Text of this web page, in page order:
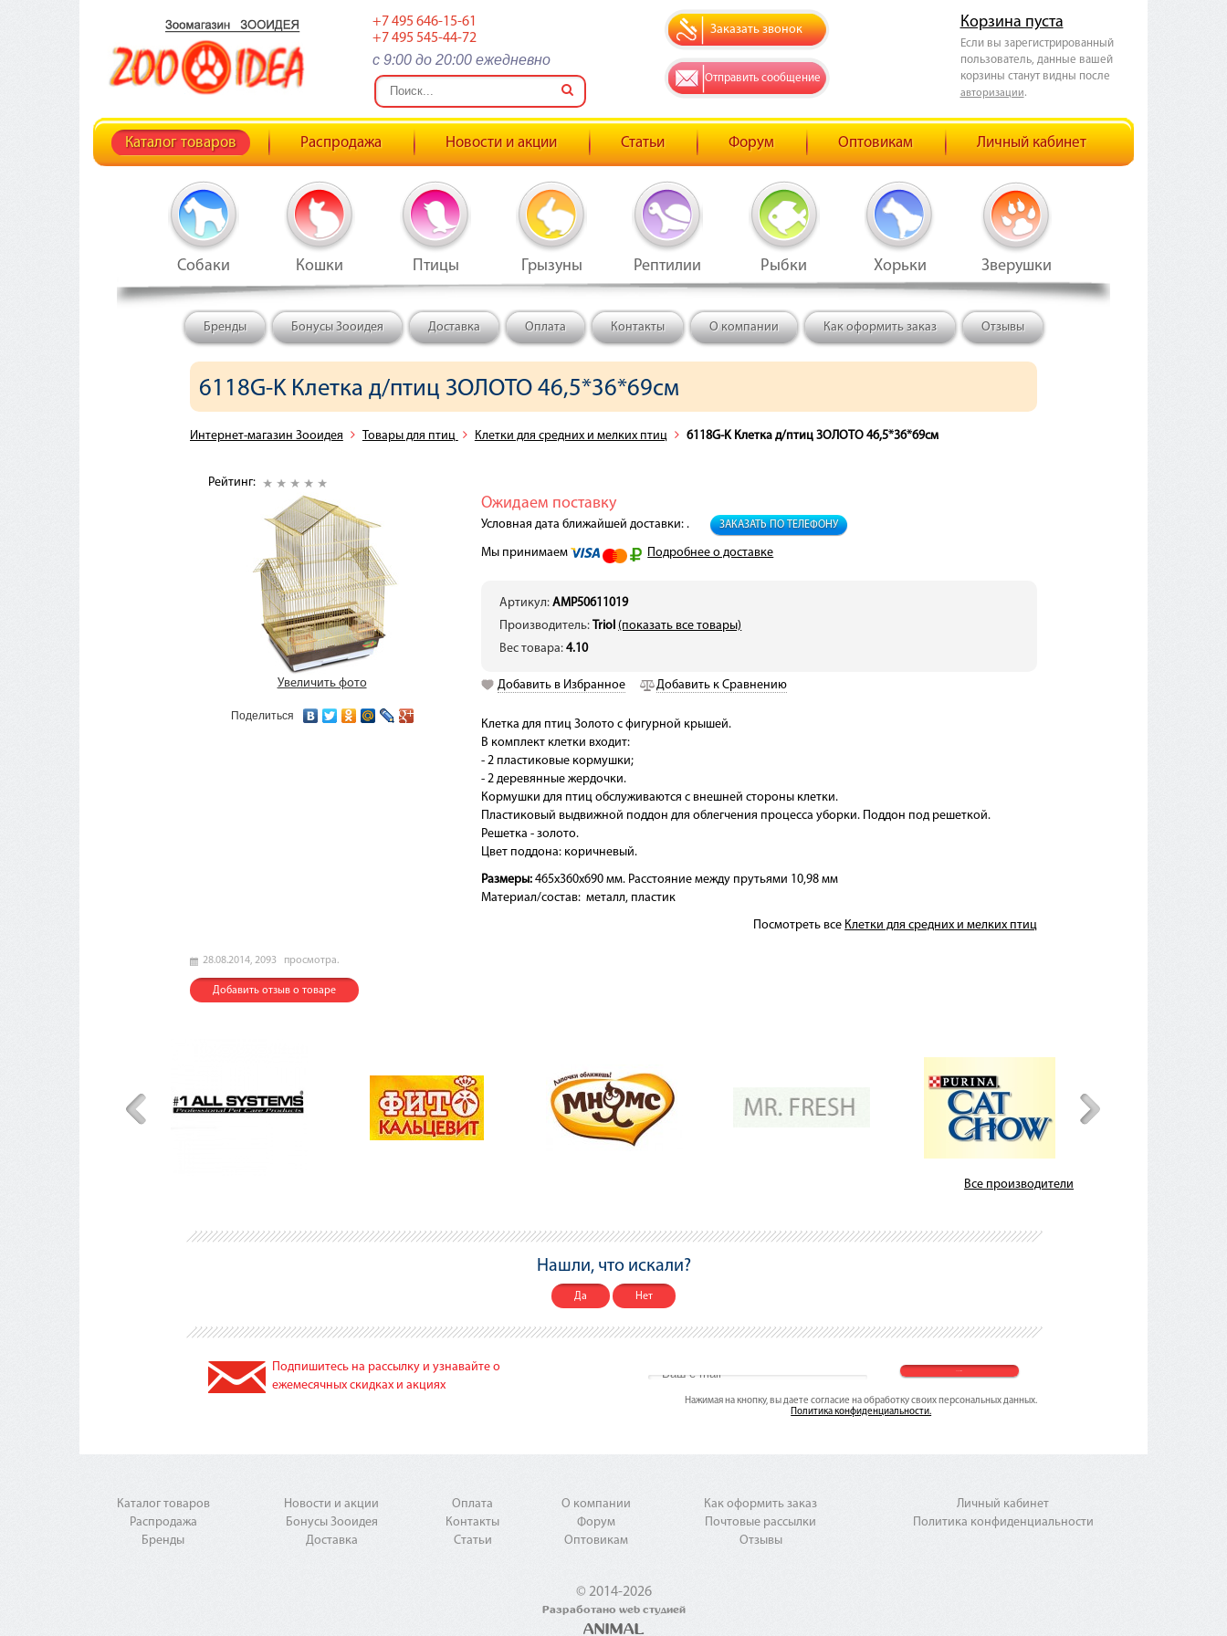
+7 495 646-15-61
+7 495 545-44-72
c 9:00 до 20:00 ежедневно
Заказать звонок
Отправить сообщение
Корзина пуста
Если вы зарегистрированный
пользователь, данные вашей
корзины станут видны после
авторизации.
Каталог товаров Распродажа Новости и акции Статьи Форум Оптовикам Личный кабинет
Собаки Кошки Птицы Грызуны Рептилии Рыбки Хорьки Зверушки
Бренды Бонусы Зооидея Доставка Оплата Контакты О компании Как оформить заказ Отзывы
6118G-K Клетка д/птиц ЗОЛОТО 46,5*36*69см
Интернет-магазин Зооидея Товары для птиц Клетки для средних и мелких птиц 6118G-K Клетка д/птиц ЗОЛОТО 46,5*36*69см
Рейтинг:
Увеличить фото
Поделиться
Ожидаем поставку
Условная дата ближайшей доставки: . ЗАКАЗАТЬ ПО ТЕЛЕФОНУ
Мы принимаем Подробнее о доставке
Артикул:AMP50611019
Производитель: Triol (показать все товары)
Вес товара:4.10
Добавить в Избранное Добавить к Сравнению
Клетка для птиц Золото с фигурной крышей.
В комплект клетки входит:
- 2 пластиковые кормушки;
- 2 деревянные жердочки.
Кормушки для птиц обслуживаются с внешней стороны клетки.
Пластиковый выдвижной поддон для облегчения процесса уборки. Поддон под решеткой.
Решетка - золото.
Цвет поддона: коричневый.
Размеры: 465х360х690 мм. Расстояние между прутьями 10,98 мм
Материал/состав: металл, пластик
Посмотреть все Клетки для средних и мелких птиц
28.08.2014, 2093 просмотра.
Добавить отзыв о товаре
Все производители
Нашли, что искали?
Да Нет
Подпишитесь на рассылку и узнавайте о
ежемесячных скидках и акциях
Нажимая на кнопку, вы даете согласие на обработку своих персональных данных.
Политика конфиденциальности.
Каталог товаров
Распродажа
Бренды
Новости и акции
Бонусы Зооидея
Доставка
Оплата
Контакты
Статьи
О компании
Форум
Оптовикам
Как оформить заказ
Почтовые рассылки
Отзывы
Личный кабинет
Политика конфиденциальности
© 2014-2026
Разработано web студией
ANIMAL